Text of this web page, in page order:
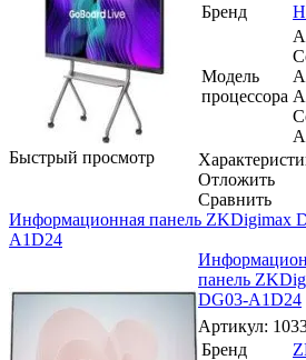
Быстрый просмотр
Бренд
Модель
процессора
Отложить
Сравнить
Информационная панель ZKDigimax
A1D24
панель
DG03-A1D24
Артикул:
Бренд